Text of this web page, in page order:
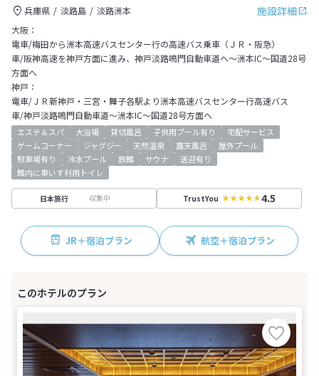
施設詳細
兵庫県 淡路島
淡路洲本
大阪：
電車/梅田から洲本高速バスセンター行の高速バス乗車（ＪＲ・阪急）
車/阪神高速を神戸方面に進み、神戸淡路鳴門自動車道へ～洲本IC～国道28号
方面へ
神戸：
電車/ＪＲ新神戸・三宮・舞子各駅より洲本高速バスセンター行高速バス
車/神戸淡路鳴門自動車道～洲本IC～国道28号方面へ
エステ＆スパ 大浴場 貸切風呂 子供用プール有り
宅配サービス
ゲームコーナー
ジャグジー 天然温泉 露天風呂
屋外プール
駐車場有り
冷水プール 旅館 サウナ
送迎有り
館内に車いす利用トイレ
日本旅行 収集中 TrustYou 4.5
JR＋宿泊プラン 航空＋宿泊プラン